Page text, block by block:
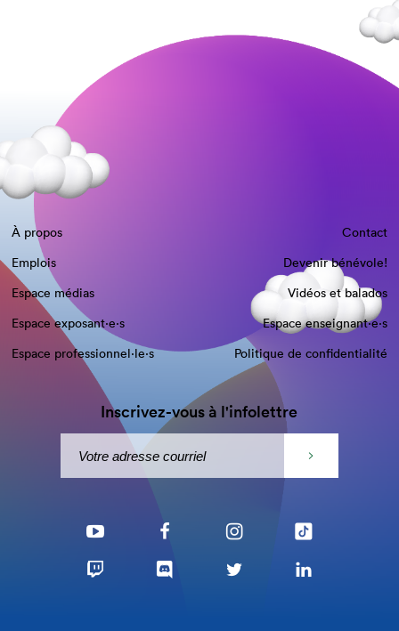
À propos
Contact
Emplois
Devenir bénévole!
Espace médias
Vidéos et balados
Espace exposant·e⋅s
Espace enseignant·e⋅s
Espace professionnel·le⋅s
Politique de confidentialité
Inscrivez-vous à l'infolettre